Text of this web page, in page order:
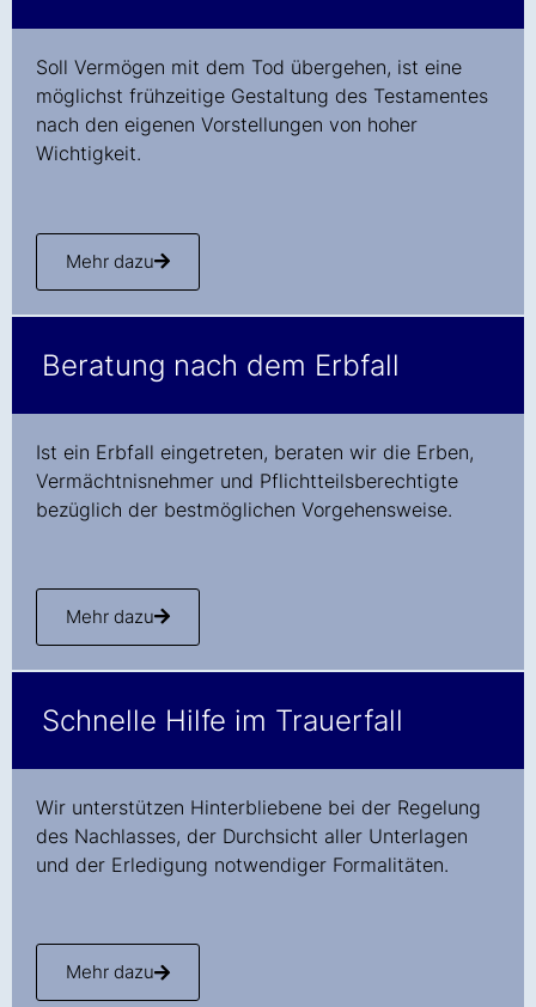
Soll Vermögen mit dem Tod übergehen, ist eine
möglichst frühzeitige Gestaltung des Testamentes
nach den eigenen Vorstellungen von hoher
Wichtigkeit.
Mehr dazu
Beratung nach dem Erbfall
Ist ein Erbfall eingetreten, beraten wir die Erben,
Vermächtnisnehmer und Pflichtteilsberechtigte
bezüglich der bestmöglichen Vorgehensweise.
Mehr dazu
Schnelle Hilfe im Trauerfall
Wir unterstützen Hinterbliebene bei der Regelung
des Nachlasses, der Durchsicht aller Unterlagen
und der Erledigung notwendiger Formalitäten.
Mehr dazu